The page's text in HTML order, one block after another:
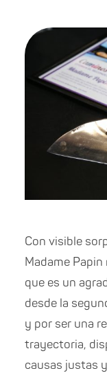
Con visible
Madame
que es un
desde la
y por ser una
trayectoria,
causas justas